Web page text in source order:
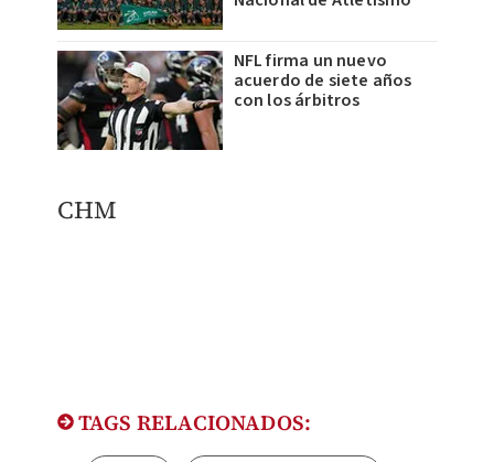
NFL firma un nuevo
acuerdo de siete años
con los árbitros
CHM
TAGS RELACIONADOS: